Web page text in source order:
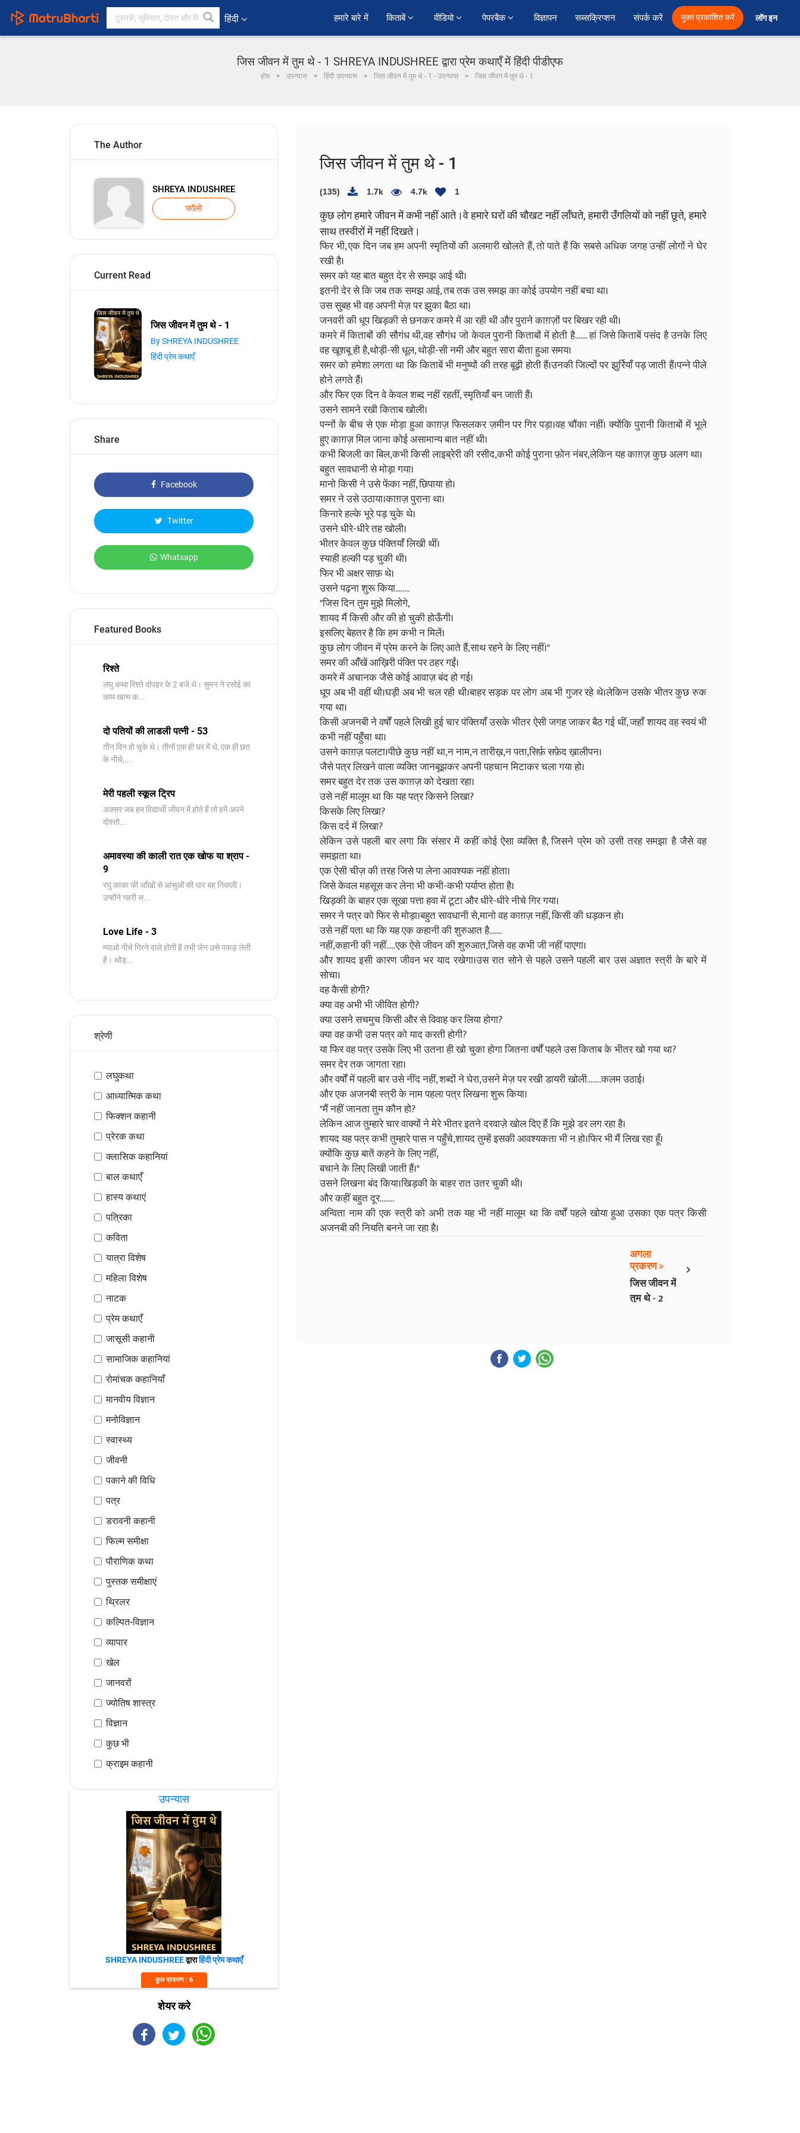
हिंदी हमारे बारे में किताबें वीडियो पेपरबैक विज्ञापन सब्सक्रिप्शन संपर्क करें मुक्त प्रकाशित करें लॉग इन
जिस जीवन में तुम थे - 1 SHREYA INDUSHREE द्वारा प्रेम कथाएँ में हिंदी पीडीएफ
होम उपन्यास हिंदी उपन्यास जिस जीवन में तुम थे - 1 - उपन्यास जिस जीवन में तुम थे - 1
The Author
SHREYA INDUSHREE
फॉलो
Current Read
जिस जीवन में तुम थे - 1
By SHREYA INDUSHREE
हिंदी प्रेम कथाएँ
Share
Facebook
Twitter
Whatsapp
Featured Books
रिश्ते
लघु कथा रिश्ते दोपहर के 2 बजे थे। सुमन ने रसोई का
काम खत्म क...
दो पतियों की लाडली पत्नी - 53
तीन दिन हो चुके थे। तीनों एक ही घर में थे, एक ही छत
के नीचे,...
मेरी पहली स्कूल ट्रिप
अक्सर जब हम विद्यार्थी जीवन में होते हैं तो हमें अपने
दोस्तो...
अमावस्या की काली रात एक खोफ या श्राप -
9
रघु काका की आँखों से आंसुओं की धार बह निकली।
उन्होंने गहरी स...
Love Life - 3
म्याओ नीचे गिरने वाले होती है तभी जेन उसे पकड़ लेती
है। थोड़...
श्रेणी
लघुकथा
आध्यात्मिक कथा
फिक्शन कहानी
प्रेरक कथा
क्लासिक कहानियां
बाल कथाएँ
हास्य कथाएं
पत्रिका
कविता
यात्रा विशेष
महिला विशेष
नाटक
प्रेम कथाएँ
जासूसी कहानी
सामाजिक कहानियां
रोमांचक कहानियाँ
मानवीय विज्ञान
मनोविज्ञान
स्वास्थ्य
जीवनी
पकाने की विधि
पत्र
डरावनी कहानी
फिल्म समीक्षा
पौराणिक कथा
पुस्तक समीक्षाएं
थ्रिलर
कल्पित-विज्ञान
व्यापार
खेल
जानवरों
ज्योतिष शास्त्र
विज्ञान
कुछ भी
क्राइम कहानी
उपन्यास
SHREYA INDUSHREEद्वाराहिंदी प्रेम कथाएँ
कुल प्रकरण : 6
शेयर करे
जिस जीवन में तुम थे - 1
(135) 1.7k 4.7k 1
कुछ लोग हमारे जीवन में कभी नहीं आते।वे हमारे घरों की चौखट नहीं लाँघते, हमारी उँगलियों को नहीं छूते, हमारे
साथ तस्वीरों में नहीं दिखते।
फिर भी, एक दिन जब हम अपनी स्मृतियों की अलमारी खोलते हैं, तो पाते हैं कि सबसे अधिक जगह उन्हीं लोगों ने घेर
रखी है।
समर को यह बात बहुत देर से समझ आई थी।
इतनी देर से कि जब तक समझ आई, तब तक उस समझ का कोई उपयोग नहीं बचा था।
उस सुबह भी वह अपनी मेज़ पर झुका बैठा था।
जनवरी की धूप खिड़की से छनकर कमरे में आ रही थी और पुराने काग़ज़ों पर बिखर रही थी।
कमरे में किताबों की सौगंध थी,वह सौगंध जो केवल पुरानी किताबों में होती है....... हां जिसे किताबें पसंद है उनके लिए
वह खूशबू ही है,थोड़ी-सी धूल, थोड़ी-सी नमी और बहुत सारा बीता हुआ समय।
समर को हमेशा लगता था कि किताबें भी मनुष्यों की तरह बूढ़ी होती हैं।उनकी जिल्दों पर झुर्रियाँ पड़ जाती हैं।पन्ने पीले
होने लगते हैं।
और फिर एक दिन वे केवल शब्द नहीं रहतीं, स्मृतियाँ बन जाती हैं।
उसने सामने रखी किताब खोली।
पन्नों के बीच से एक मोड़ा हुआ काग़ज़ फिसलकर ज़मीन पर गिर पड़ा।वह चौंका नहीं। क्योंकि पुरानी किताबों में भूले
हुए काग़ज़ मिल जाना कोई असामान्य बात नहीं थी।
कभी बिजली का बिल,कभी किसी लाइब्रेरी की रसीद,कभी कोई पुराना फ़ोन नंबर,लेकिन यह काग़ज़ कुछ अलग था।
बहुत सावधानी से मोड़ा गया।
मानो किसी ने उसे फेंका नहीं, छिपाया हो।
समर ने उसे उठाया।काग़ज़ पुराना था।
किनारे हल्के भूरे पड़ चुके थे।
उसने धीरे-धीरे तह खोली।
भीतर केवल कुछ पंक्तियाँ लिखी थीं।
स्याही हल्की पड़ चुकी थी।
फिर भी अक्षर साफ़ थे।
उसने पढ़ना शुरू किया........
"जिस दिन तुम मुझे मिलोगे,
शायद मैं किसी और की हो चुकी होऊँगी।
इसलिए बेहतर है कि हम कभी न मिलें।
कुछ लोग जीवन में प्रेम करने के लिए आते हैं,साथ रहने के लिए नहीं।"
समर की आँखें आख़िरी पंक्ति पर ठहर गईं।
कमरे में अचानक जैसे कोई आवाज़ बंद हो गई।
धूप अब भी वहीं थी।घड़ी अब भी चल रही थी।बाहर सड़क पर लोग अब भी गुजर रहे थे।लेकिन उसके भीतर कुछ रुक
गया था।
किसी अजनबी ने वर्षों पहले लिखी हुई चार पंक्तियाँ उसके भीतर ऐसी जगह जाकर बैठ गई थीं, जहाँ शायद वह स्वयं भी
कभी नहीं पहुँचा था।
उसने काग़ज़ पलटा।पीछे कुछ नहीं था,न नाम,न तारीख़,न पता,सिर्फ़ सफ़ेद ख़ालीपन।
जैसे पत्र लिखने वाला व्यक्ति जानबूझकर अपनी पहचान मिटाकर चला गया हो।
समर बहुत देर तक उस काग़ज़ को देखता रहा।
उसे नहीं मालूम था कि यह पत्र किसने लिखा?
किसके लिए लिखा?
किस दर्द में लिखा?
लेकिन उसे पहली बार लगा कि संसार में कहीं कोई ऐसा व्यक्ति है, जिसने प्रेम को उसी तरह समझा है जैसे वह
समझता था।
एक ऐसी चीज़ की तरह जिसे पा लेना आवश्यक नहीं होता।
जिसे केवल महसूस कर लेना भी कभी-कभी पर्याप्त होता है।
खिड़की के बाहर एक सूखा पत्ता हवा में टूटा और धीरे-धीरे नीचे गिर गया।
समर ने पत्र को फिर से मोड़ा।बहुत सावधानी से,मानो वह काग़ज़ नहीं, किसी की धड़कन हो।
उसे नहीं पता था कि यह एक कहानी की शुरुआत है.......
नहीं,कहानी की नहीं.....एक ऐसे जीवन की शुरुआत,जिसे वह कभी जी नहीं पाएगा।
और शायद इसी कारण जीवन भर याद रखेगा।उस रात सोने से पहले उसने पहली बार उस अज्ञात स्त्री के बारे में
सोचा।
वह कैसी होगी?
क्या वह अभी भी जीवित होगी?
क्या उसने सचमुच किसी और से विवाह कर लिया होगा?
क्या वह कभी उस पत्र को याद करती होगी?
या फिर वह पत्र उसके लिए भी उतना ही खो चुका होगा जितना वर्षों पहले उस किताब के भीतर खो गया था?
समर देर तक जागता रहा।
और वर्षों में पहली बार उसे नींद नहीं, शब्दों ने घेरा,उसने मेज़ पर रखी डायरी खोली........कलम उठाई।
और एक अजनबी स्त्री के नाम पहला पत्र लिखना शुरू किया।
"मैं नहीं जानता तुम कौन हो?
लेकिन आज तुम्हारे चार वाक्यों ने मेरे भीतर इतने दरवाज़े खोल दिए हैं कि मुझे डर लग रहा है।
शायद यह पत्र कभी तुम्हारे पास न पहुँचे,शायद तुम्हें इसकी आवश्यकता भी न हो।फिर भी मैं लिख रहा हूँ।
क्योंकि कुछ बातें कहने के लिए नहीं,
बचाने के लिए लिखी जाती हैं।"
उसने लिखना बंद किया।खिड़की के बाहर रात उतर चुकी थी।
और कहीं बहुत दूर........
अन्विता नाम की एक स्त्री को अभी तक यह भी नहीं मालूम था कि वर्षों पहले खोया हुआ उसका एक पत्र किसी
अजनबी की नियति बनने जा रहा है।
›
अगला
प्रकरण
जिस जीवन में
तुम थे - 2